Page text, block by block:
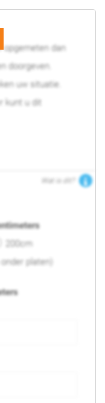
opgemeten dan
doorgeven.
uw situatie.
kunt u dit
Wat is dit?
200cm
platen)